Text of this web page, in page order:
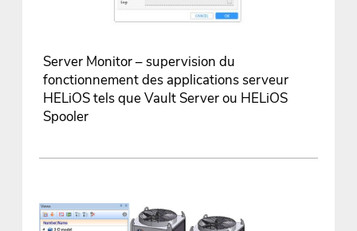
Server Monitor – supervision du
fonctionnement des applications serveur
HELiOS tels que Vault Server ou HELiOS
Spooler